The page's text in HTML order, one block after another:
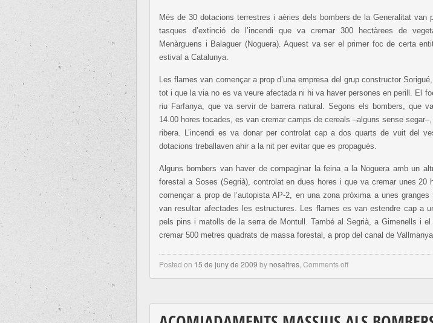
Més de 30 dotacions terrestres i aèries dels bombers de la Generalitat van
tasques d’extinció de l’incendi que va cremar 300 hectàrees de
Menàrguens i Balaguer (Noguera). Aquest va ser el primer foc de certa
estival a Catalunya.
Les flames van començar a prop d’una empresa del grup constructor
tot i que la via no es va veure afectada ni hi va haver persones en perill. El
riu Farfanya, que va servir de barrera natural. Segons els bombers, que
14.00 hores tocades, es van cremar camps de cereals –alguns sense
ribera. L’incendi es va donar per controlat cap a dos quarts de vuit del
dotacions treballaven ahir a la nit per evitar que es propagués.
Alguns bombers van haver de compaginar la feina a la Noguera amb un
forestal a Soses (Segrià), controlat en dues hores i que va cremar unes 20
començar a prop de l’autopista AP-2, en una zona pròxima a unes
van resultar afectades les estructures. Les flames es van estendre cap a
pels pins i matolls de la serra de Montull. També al Segrià, a Gimenells i
cremar 500 metres quadrats de massa forestal, a prop del canal de
Posted on 15 de juny de 2009 by nosaltres Comments off